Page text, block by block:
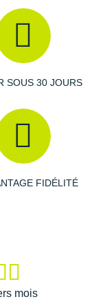
36
SOUS 30 JOURS
FIDÉLITÉ
mois